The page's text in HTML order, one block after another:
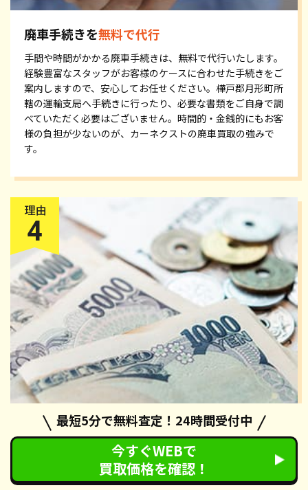
廃車手続きを無料で代行
手間や時間がかかる廃車手続きは、無料で代行いたします。
経験豊富なスタッフがお客様のケースに合わせた手続きをご
案内しますので、安心してお任せください。樺戸郡月形町所
轄の運輸支局へ手続きに行ったり、必要な書類をご自身で調
べていただく必要はございません。時間的・金銭的にもお客
様の負担が少ないのが、カーネクストの廃車買取の強みで
す。
還付金が受け取れる
カーネクストの廃車手続きでは、自動車税の還付手続きも無
料で対応させていただいております。手続き完了後、約2ヶ
最短5分で無料査定！24時間受付中
今すぐWEBで
買取価格を確認！